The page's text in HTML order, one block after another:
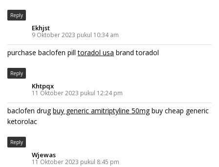
Reply
Ekhjst
9 Oktober 2023 pukul 10:34 am
purchase baclofen pilltoradol usa brand toradol
Reply
Khtpqx
11 Oktober 2023 pukul 12:24 pm
baclofen drugbuy generic amitriptyline 50mgbuy cheap generic
ketorolac
Reply
Wjewas
11 Oktober 2023 pukul 8:45 pm